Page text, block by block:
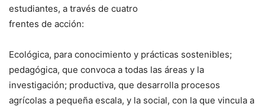
estudiantes, a través de cuatro
frentes de acción:
Ecológica, para conocimiento y prácticas sostenibles;
pedagógica, que convoca a todas las áreas y la
investigación; productiva, que desarrolla procesos
agrícolas a pequeña escala, y la social, con la que vincula a